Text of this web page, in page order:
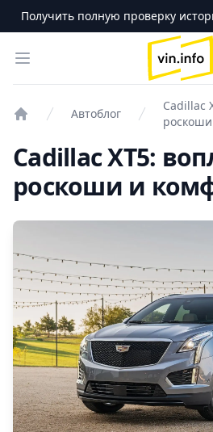
Получить полную проверку
Open menu
logo
Автоблог
Cadillac
Cadillac XT5:
роскоши и